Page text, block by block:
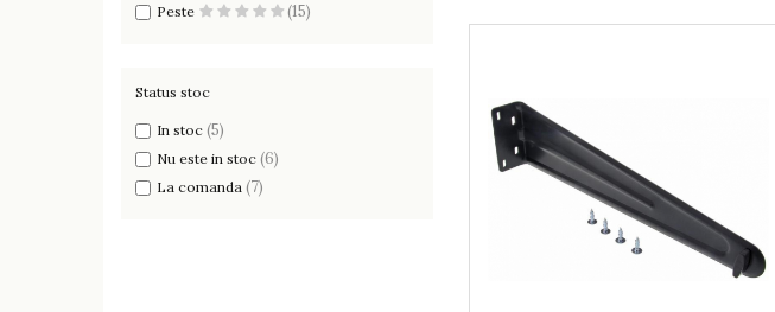
Peste (15)
Status stoc
In stoc (5)
Nu este in stoc (6)
La comanda (7)